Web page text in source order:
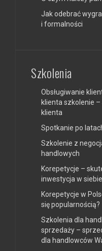
Jak odebrać
i formalności
Szkolenia
Obsługiwanie
klienta szkolenie –
klienta
Spotkanie po
Szkolenie z
handlowych
Korepetycje –
inwestycja w siebie
Korepetycje w
się popularnością?
Szkolenia dla
sprzedaży –
dla handlowców